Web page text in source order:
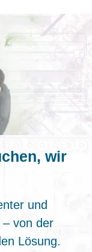
wir
und
von der
Lösung.